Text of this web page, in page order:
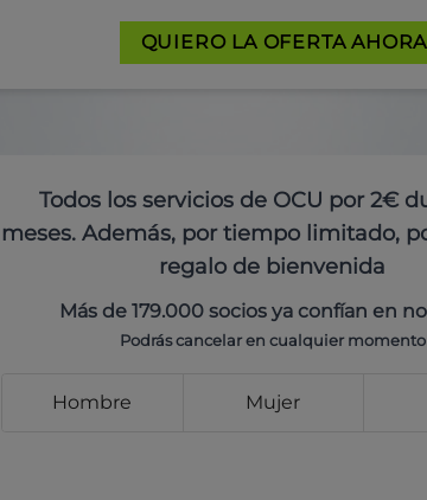
QUIERO LA OFERTA AHORA
Todos los servicios de OCU por 2€
meses. Además, por tiempo limitado,
regalo de bienvenida
Más de 179.000 socios ya confían en
Podrás cancelar en cualquier momento
Hombre Mujer